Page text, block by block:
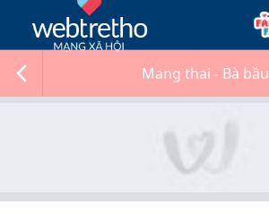
Mang thai - Bà bầu